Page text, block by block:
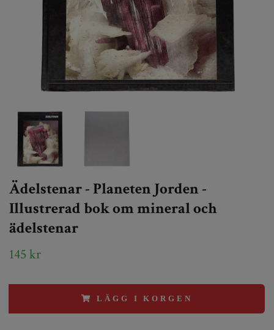
Ädelstenar - Planeten Jorden -
Illustrerad bok om mineral och
ädelstenar
145 kr
LÄGG I KORGEN